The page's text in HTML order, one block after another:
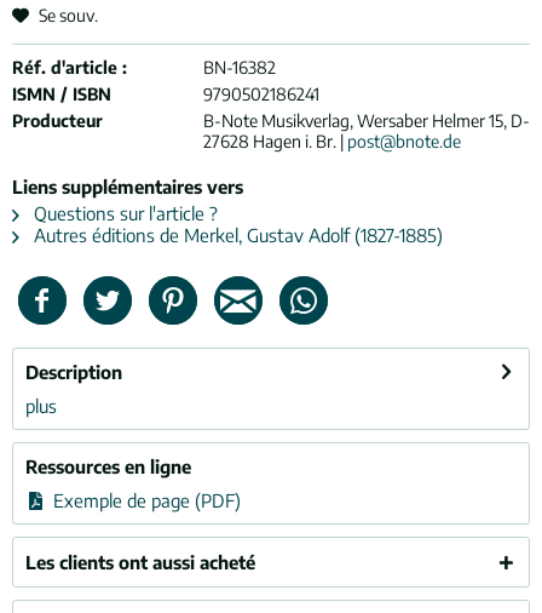
Se souv.
Réf. d'article :
BN-16382
ISMN / ISBN
9790502186241
Producteur
B-Note Musikverlag, Wersaber Helmer 15, D-
27628 Hagen i. Br. | post@bnote.de
Liens supplémentaires vers
Questions sur l'article ?
Autres éditions de Merkel, Gustav Adolf (1827-1885)
Description
plus
Ressources en ligne
Exemple de page (PDF)
Les clients ont aussi acheté